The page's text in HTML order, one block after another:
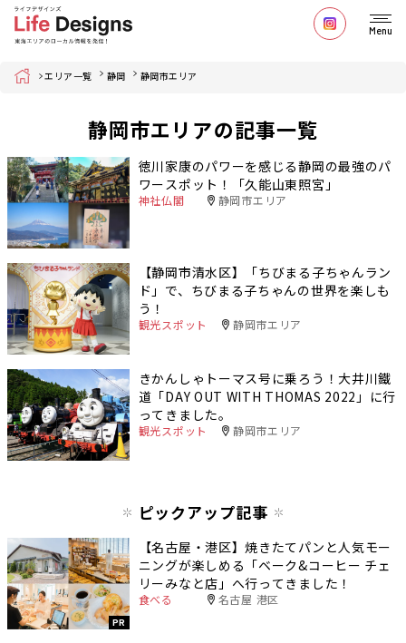
Menu
Home エリア一覧 静岡 静岡市エリア
静岡市エリアの記事一覧
徳川家康のパワーを感じる静岡の最強のパ
ワースポット！「久能山東照宮」
神社仏閣 静岡市エリア
【静岡市清水区】「ちびまる子ちゃんラン
ド」で、ちびまる子ちゃんの世界を楽しも
う！
観光スポット 静岡市エリア
きかんしゃトーマス号に乗ろう！大井川鐵
道「DAY OUT WITH THOMAS 2022」に行
ってきました。
観光スポット 静岡市エリア
ピックアップ記事
PR
【名古屋・港区】焼きたてパンと人気モー
ニングが楽しめる「ベーク&コーヒー チェ
リーみなと店」へ行ってきました！
食べる 名古屋 港区